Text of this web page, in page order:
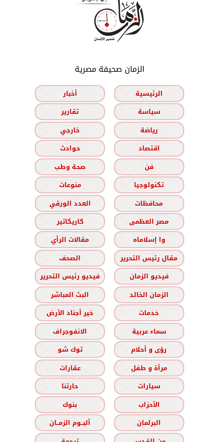
الزمان صحيفة مصرية
الرئيسية
أخبار
سياسة
تقارير
رياضة
خارجي
اقتصاد
حوادث
فن
صحة وطب
تكنولوجيا
منوعات
محافظات
العدد الورقي
مصر العظمى
كاريكاتير
وا إسلاماه
مقالات الرأي
مقال رئيس التحرير
الصحف
فيديو الزمان
فيديو رئيس التحرير
الزمان الخالد
البث المباشر
خدمات
خير أجناد الأرض
سماء عربية
الانفوجراف
رؤى و أحلام
توك شو
مرأة و طفل
عقارات
سيارات
حارتنا
الأحزاب
بنوك
البرلمان
ألبــوم الزمــان